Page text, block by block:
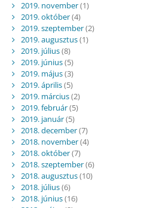
2019. november(1)
2019. október(4)
2019. szeptember(2)
2019. augusztus(1)
2019. július(8)
2019. június(5)
2019. május(3)
2019. április(5)
2019. március(2)
2019. február(5)
2019. január(5)
2018. december(7)
2018. november(4)
2018. október(7)
2018. szeptember(6)
2018. augusztus(10)
2018. július(6)
2018. június(16)